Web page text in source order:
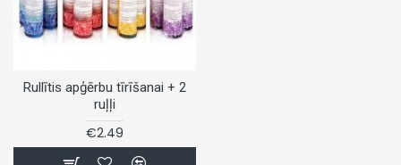
Rullītis apģērbu tīrīšanai + 2
ruļļi
€2.49